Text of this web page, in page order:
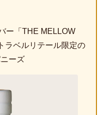
ー「THE MELLOW
ラベルリテール限定の
ーズ